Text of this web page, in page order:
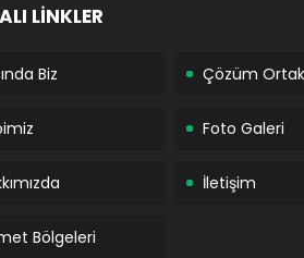
LİNKLER
Biz Çözüm
Foto Galeri
İletişim
Bölgeleri